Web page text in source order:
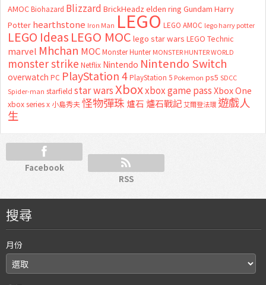
AMOC Biohazard Blizzard BrickHeadz elden ring Gundam Harry
Potter hearthstone Iron Man LEGO LEGO AMOC lego harry potter
LEGO Ideas LEGO MOC lego star wars LEGO Technic
marvel Mhchan MOC Monster Hunter MONSTER HUNTER WORLD
monster strike Netflix Nintendo Nintendo Switch
overwatch PC PlayStation 4 PlayStation 5 Pokemon ps5 SDCC
Spider-man starfield star warsXboxxbox game passXbox One
xbox series x 小島秀夫怪物彈珠 爐石 爐石戰記艾爾登法環 遊戲人
生
Facebook
RSS
搜尋
月份